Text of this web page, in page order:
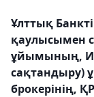
Ұлттық
қаулысымен
ұйымының,
сақтандыру)
брокерінің,